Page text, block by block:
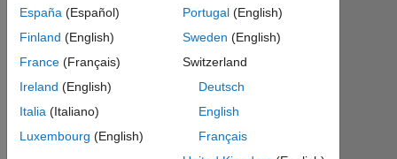
Follow
メ
セ
ジ
Professional
Interests:
image
さ
España (Español)
Finland (English)
France (Français)
Ireland (English)
Italia (Italiano)
Luxembourg (English)
Portugal (English)
Sweden (English)
Switzerland
Deutsch
English
Français